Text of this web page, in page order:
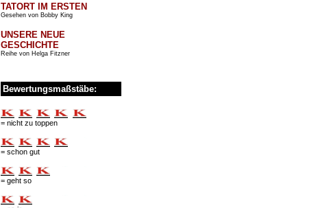
TATORT IM ERSTEN
Gesehen von Bobby King
UNSERE NEUE
GESCHICHTE
Reihe von Helga Fitzner
Bewertungsmaßstäbe:
= nicht zu toppen
= schon gut
= geht so